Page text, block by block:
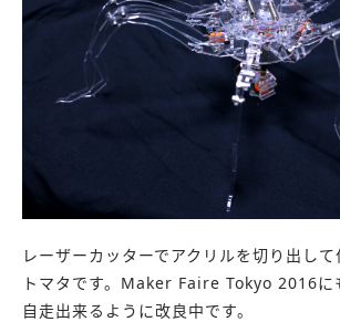
レーザーカッターでアクリルを切り出し
トマタです。Maker Faire Tokyo 2016に
自走出来るように改良中です。